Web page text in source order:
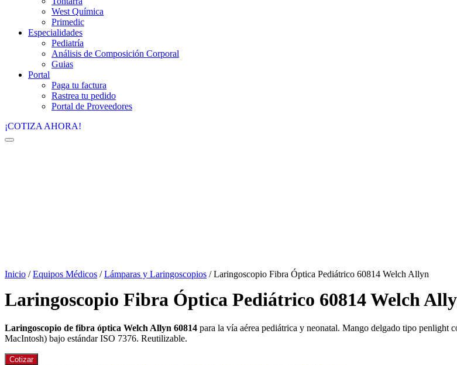
West Química
Primedic
Especialidades
Pediatría
Análisis de Composición Corporal
Guias
Portal
Paga tu factura
Rastrea tu pedido
Portal de Proveedores
¡COTIZA AHORA!
Inicio /Equipos Médicos /Lámparas y Laringoscopios / Laringoscopio Fibra Óptica Pediátrico 60814 Welch Allyn
Laringoscopio Fibra Óptica Pediátrico 60814 Welch
Laringoscopio de fibra óptica Welch Allyn 60814 para la vía aérea pediátrica y neonatal. Mango delgado tipo penlight
MacIntosh) bajo estándar ISO 7376. Reutilizable.
Cotizar